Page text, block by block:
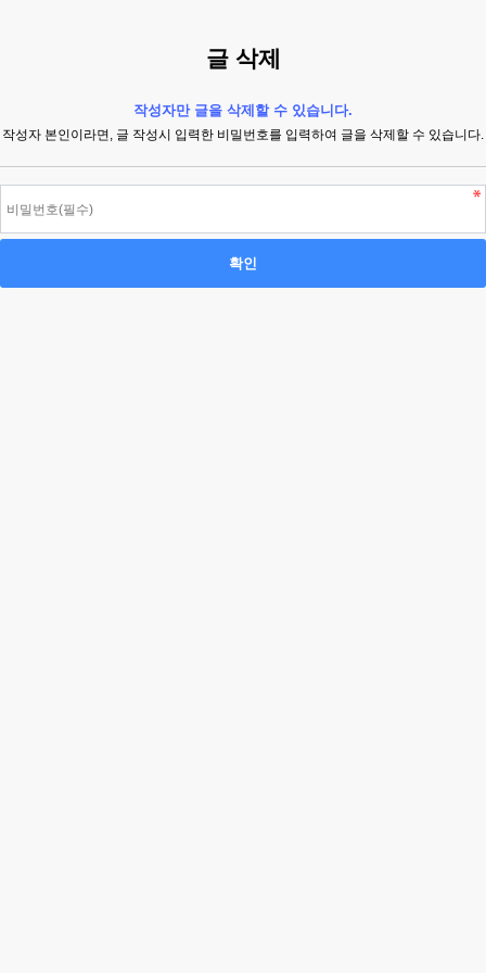
글 삭제
작성자만 글을 삭제할 수 있습니다.
작성자 본인이라면, 글 작성시 입력한 비밀번호를 입력하여 글을 삭제할 수 있습니다.